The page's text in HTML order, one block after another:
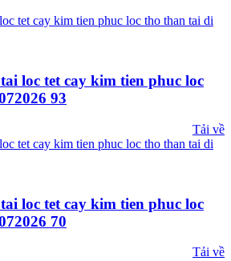
loc tet cay kim tien phuc loc
93
Tải về
loc tet cay kim tien phuc loc
70
Tải về